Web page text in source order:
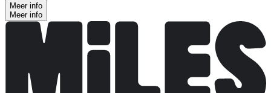
Meer info
Meer info